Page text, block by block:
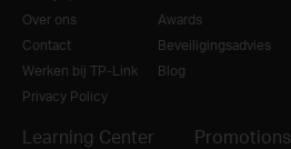
Over ons
Contact
Werken bij TP-Link
Privacy Policy
Awards
Beveiligingsadvies
Blog
Learning Center Promotions